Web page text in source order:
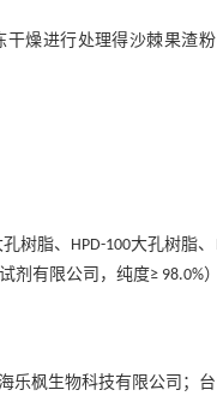
燥进行处理得沙棘果渣
树脂、HPD-100大孔树脂、
有限公司，纯度≥ 98.0%）
乐枫生物科技有限公司；